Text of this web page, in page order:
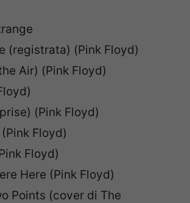
(registrata) (Pink Floyd)
Air) (Pink Floyd)
(Pink Floyd)
Floyd)
Floyd)
Here (Pink Floyd)
Points (cover di The